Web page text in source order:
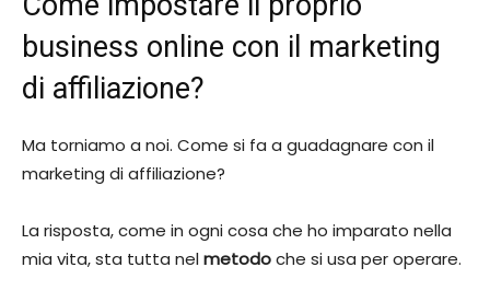
business online con il marketing
di affiliazione?
Ma torniamo a noi. Come si fa a guadagnare con il
marketing di affiliazione?
La risposta, come in ogni cosa che ho imparato nella
mia vita, sta tutta nelmetodoche si usa per operare.